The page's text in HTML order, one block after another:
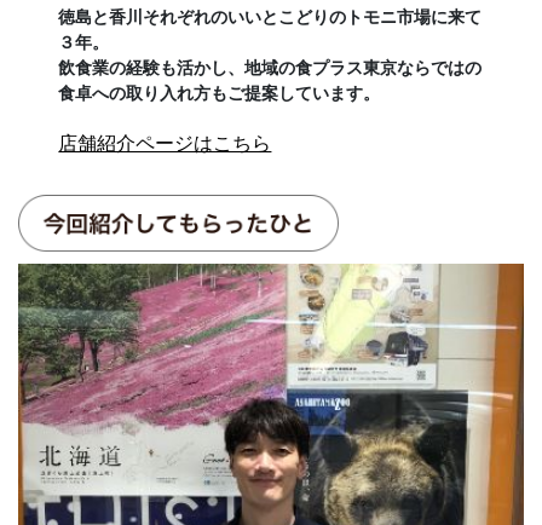
徳島と香川それぞれのいいとこどりのトモニ市場に来て
３年。
飲食業の経験も活かし、地域の食プラス東京ならではの
食卓への取り入れ方もご提案しています。
店舗紹介ページはこちら